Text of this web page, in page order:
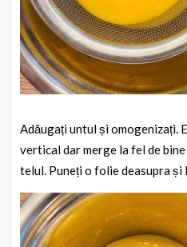
Adăugați untul și omogenizați.
vertical dar merge la fel de
telul. Puneți o folie deasupra și